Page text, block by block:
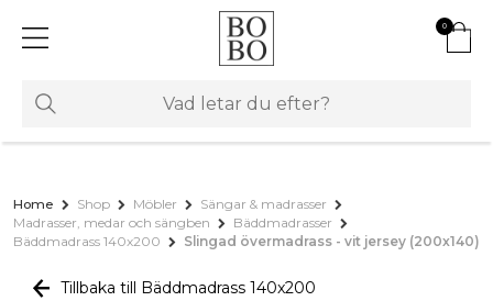
0
Home Shop Möbler
Sängar & madrasser
Madrasser, medar och sängben
Bäddmadrasser
Bäddmadrass 140x200
Slingad övermadrass - vit jersey (200x140)
Tillbaka till Bäddmadrass 140x200